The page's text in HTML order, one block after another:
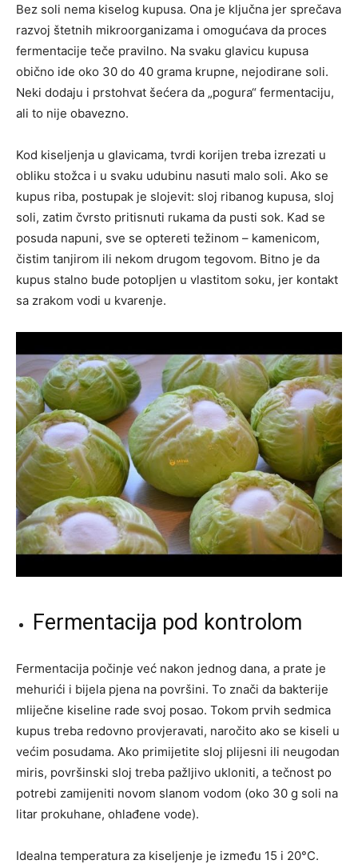
Bez soli nema kiselog kupusa. Ona je ključna jer sprečava
razvoj štetnih mikroorganizama i omogućava da proces
fermentacije teče pravilno. Na svaku glavicu kupusa
obično ide oko 30 do 40 grama krupne, nejodirane soli.
Neki dodaju i prstohvat šećera da „pogura“ fermentaciju,
ali to nije obavezno.
Kod kiseljenja u glavicama, tvrdi korijen treba izrezati u
obliku stožca i u svaku udubinu nasuti malo soli. Ako se
kupus ribа, postupak je slojevit: sloj ribanog kupusa, sloj
soli, zatim čvrsto pritisnuti rukama da pusti sok. Kad se
posuda napuni, sve se optereti težinom – kamenicom,
čistim tanjirom ili nekom drugom tegovom. Bitno je da
kupus stalno bude potopljen u vlastitom soku, jer kontakt
sa zrakom vodi u kvarenje.
Fermentacija pod kontrolom
Fermentacija počinje već nakon jednog dana, a prate je
mehurići i bijela pjena na površini. To znači da bakterije
mliječne kiseline rade svoj posao. Tokom prvih sedmica
kupus treba redovno provjeravati, naročito ako se kiseli u
većim posudama. Ako primijetite sloj plijesni ili neugodan
miris, površinski sloj treba pažljivo ukloniti, a tečnost po
potrebi zamijeniti novom slanom vodom (oko 30 g soli na
litar prokuhane, ohlađene vode).
Idealna temperatura za kiseljenje je između 15 i 20°C.